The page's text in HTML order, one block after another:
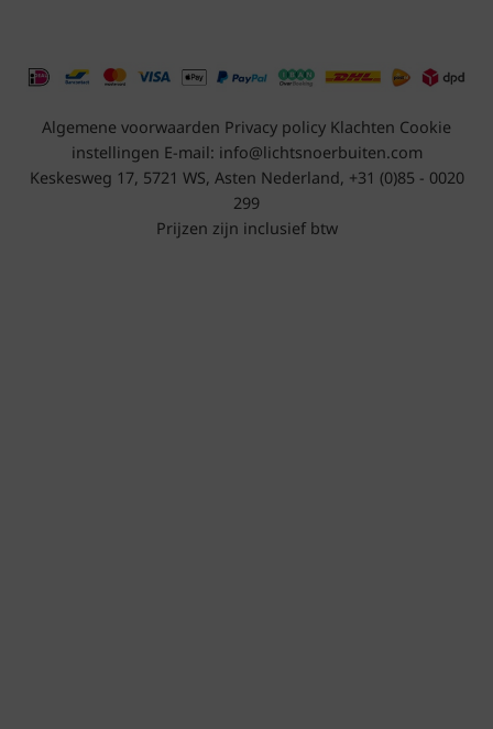
Algemene voorwaarden Privacy policy Klachten Cookie
instellingen E-mail: info@lichtsnoerbuiten.com
Keskesweg 17, 5721 WS, Asten Nederland, +31 (0)85 - 0020
299
Prijzen zijn inclusief btw